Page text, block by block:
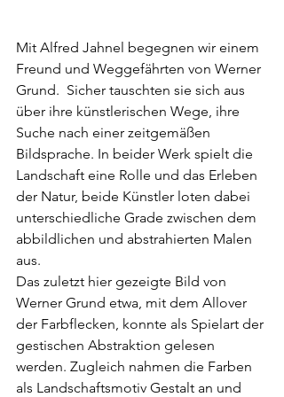
Mit Alfred Jahnel begegnen wir einem
Freund und Weggefährten von Werner
Grund.  Sicher tauschten sie sich aus
über ihre künstlerischen Wege, ihre
Suche nach einer zeitgemäßen
Bildsprache. In beider Werk spielt die
Landschaft eine Rolle und das Erleben
der Natur, beide Künstler loten dabei
unterschiedliche Grade zwischen dem
abbildlichen und abstrahierten Malen
aus.
Das zuletzt hier gezeigte Bild von
Werner Grund etwa, mit dem Allover
der Farbflecken, konnte als Spielart der
gestischen Abstraktion gelesen
werden. Zugleich nahmen die Farben
als Landschaftsmotiv Gestalt an und